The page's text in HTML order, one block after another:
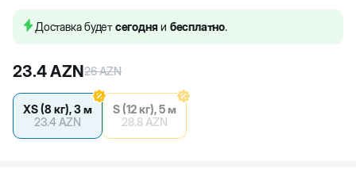
1 человек добавили в корзину
Доставка будетсегодня и бесплатно.
23.4AZN26AZN
XS (8 кг), 3 м
23.4AZN
S (12 кг), 5 м
28.8 AZN